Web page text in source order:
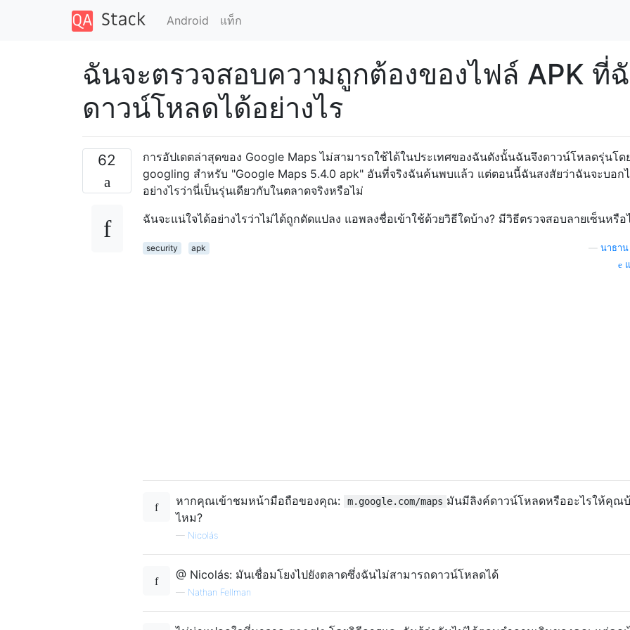
Android แท็ก
ฉันจะตรวจสอบความถูกต้องของไฟล์ APK ที่
ดาวน์โหลดได้อย่างไร
62
การอัปเดตล่าสุดของ Google Maps ไม่สามารถใช้ได้ในประเทศของฉันดังนั้นฉันจึงดาวน์โหลดรุ่นโด
googling สำหรับ "Google Maps 5.4.0 apk" อันที่จริงฉันค้นพบแล้ว แต่ตอนนี้ฉันสงสัยว่าฉันจะบอก
อย่างไรว่านี่เป็นรุ่นเดียวกับในตลาดจริงหรือไม่
ฉันจะแน่ใจได้อย่างไรว่าไม่ได้ถูกดัดแปลง แอพลงชื่อเข้าใช้ด้วยวิธีใดบ้าง? มีวิธีตรวจสอบลายเซ็นหรือ
security apk
นาธาน
หากคุณเข้าชมหน้ามือถือของคุณ: m.google.com/maps มันมีลิงค์ดาวน์โหลดหรืออะไรให้คุณ
ไหม?
— Nicolás
@ Nicolás: มันเชื่อมโยงไปยังตลาดซึ่งฉันไม่สามารถดาวน์โหลดได้
— Nathan Fellman